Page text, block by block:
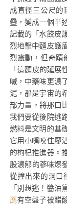
成直徑三公尺的
疊，變成一個半
記載的「水餃皮
烈地擊中麵皮護
烈震動，但奇蹟
「這麵皮的延
喊，中藥味更濃
泥，那是宇宙的
部力量，將那口
我們要從後院逃
燃料是文明的基
它用小嘴咬住廖
的枸杞推進器。
股濃郁的蔘味爆
從撞出來的洞口
「別想逃！醬
薦有空盤子被醋